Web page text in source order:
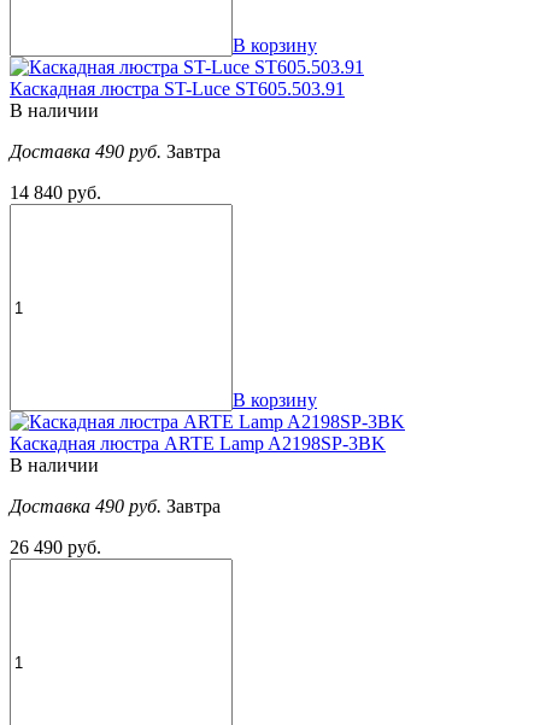
В корзину
Каскадная люстра ST-Luce ST605.503.91
В наличии
Доставка 490 руб. Завтра
14 840 руб.
В корзину
Каскадная люстра ARTE Lamp A2198SP-3BK
В наличии
Доставка 490 руб. Завтра
26 490 руб.